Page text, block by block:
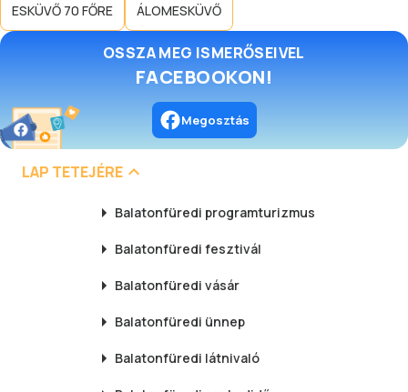
ESKÜVŐ 70 FŐRE ÁLOMESKÜVŐ
OSSZA MEG ISMERŐSEIVEL
FACEBOOKON!
Megosztás
LAP TETEJÉRE
Balatonfüredi programturizmus
Balatonfüredi fesztivál
Balatonfüredi vásár
Balatonfüredi ünnep
Balatonfüredi látnivaló